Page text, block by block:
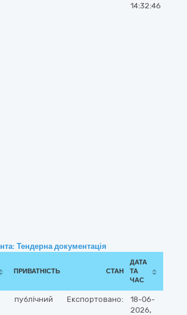
14:32:46
Тендерна документація
ПРИВАТНІСТЬ СТАН
ДАТА
ТА
ЧАС
публічний Експортовано:
18-06-
2026,